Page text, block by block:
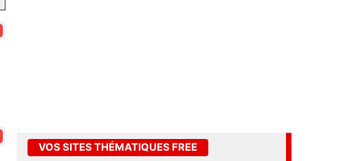
VOS SITES THÉMATIQUES FREE